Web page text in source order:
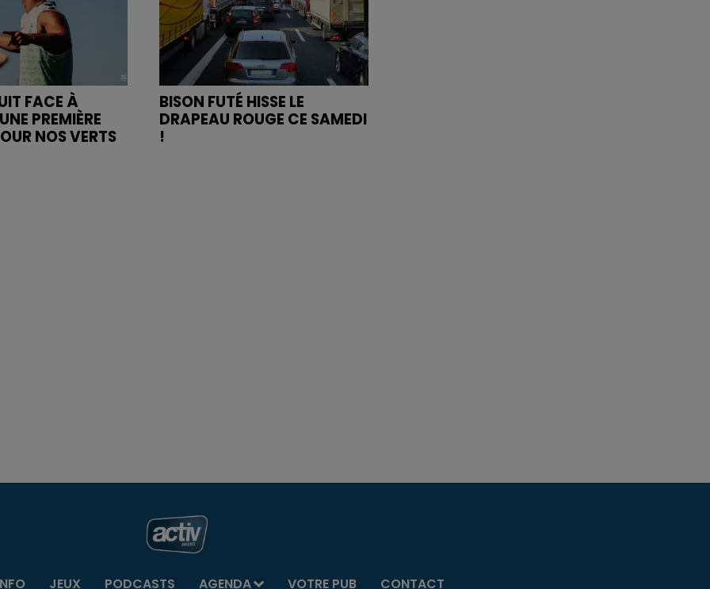
FACE À
PREMIÈRE
NOS VERTS
BISON FUTÉ HISSE LE
DRAPEAU ROUGE CE SAMEDI
!
JEUX PODCASTS AGENDA VOTRE PUB CONTACT